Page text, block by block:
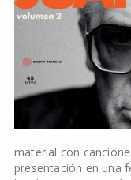
material con
presentación en una